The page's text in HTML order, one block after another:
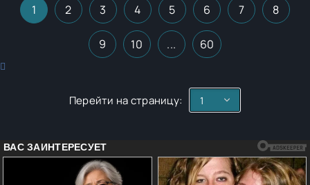
1 2 3 4 5 6 7 8
9 10 ... 60
Перейти на страницу: